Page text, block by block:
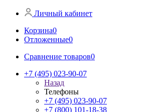
Личный кабинет
Корзина0
Отложенные0
Сравнение товаров0
+7 (495) 023-90-07
Назад
Телефоны
+7 (495) 023-90-07
+7 (800) 101-18-38